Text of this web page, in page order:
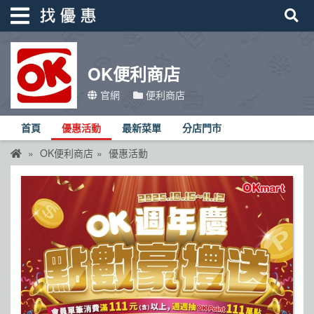
OK便利商店
官網 便利商店
首頁 優惠活動 最新菜單 分店門市
OK便利商店 優惠活動
找優惠
首頁
優惠活動
折價卷
線上DM
找菜單
品牌總覽